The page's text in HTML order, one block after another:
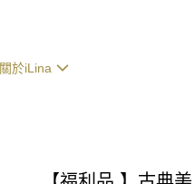
關於iLina